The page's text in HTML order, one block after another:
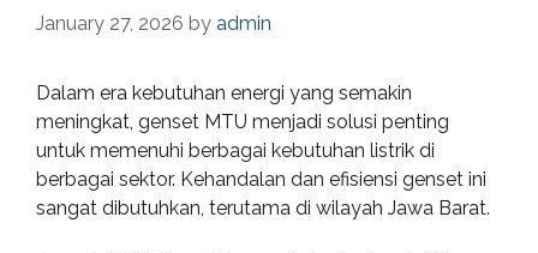
January 27, 2026 by admin
Dalam era kebutuhan energi yang semakin
meningkat, genset MTU menjadi solusi penting
untuk memenuhi berbagai kebutuhan listrik di
berbagai sektor. Kehandalan dan efisiensi genset ini
sangat dibutuhkan, terutama di wilayah Jawa Barat.